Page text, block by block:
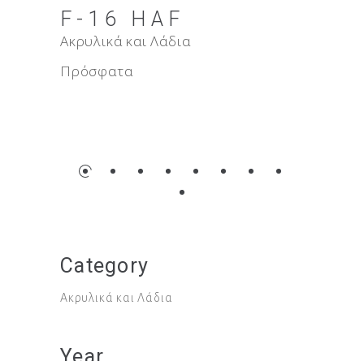
F-16 HAF
Ακρυλικά και Λάδια
Πρόσφατα
Category
Ακρυλικά και Λάδια